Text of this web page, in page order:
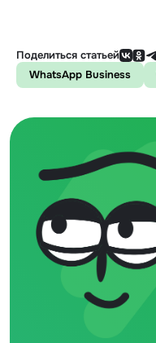
Поделиться статьей
WhatsApp Business